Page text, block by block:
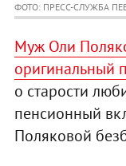
ФОТО: ПРЕСС-СЛУЖБА
Муж Оли
оригинальный
о старости
пенсионный
Поляковой